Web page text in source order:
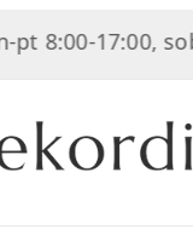
17:00, sob